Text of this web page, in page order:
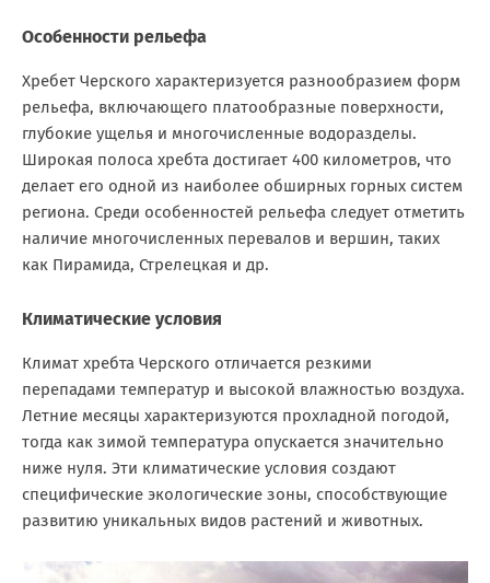
Особенности рельефа
Хребет Черского характеризуется разнообразием форм
рельефа, включающего платообразные поверхности,
глубокие ущелья и многочисленные водоразделы.
Широкая полоса хребта достигает 400 километров, что
делает его одной из наиболее обширных горных систем
региона. Среди особенностей рельефа следует отметить
наличие многочисленных перевалов и вершин, таких
как Пирамида, Стрелецкая и др.
Климатические условия
Климат хребта Черского отличается резкими
перепадами температур и высокой влажностью воздуха.
Летние месяцы характеризуются прохладной погодой,
тогда как зимой температура опускается значительно
ниже нуля. Эти климатические условия создают
специфические экологические зоны, способствующие
развитию уникальных видов растений и животных.